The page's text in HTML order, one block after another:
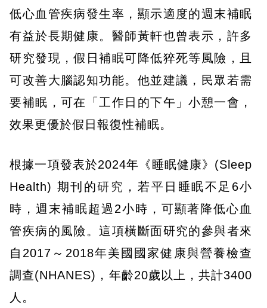
低心血管疾病發生率，顯示適度的週末補眠
有益於長期健康。醫師黃軒也曾表示，許多
研究發現，假日補眠可降低猝死等風險，且
可改善大腦認知功能。他並建議，民眾若需
要補眠，可在「工作日的下午」小憩一會，
效果更優於假日報復性補眠。
根據一項發表於2024年《睡眠健康》(Sleep
Health) 期刊的研究 ，若平日睡眠不足6小
時，週末補眠超過2小時，可顯著降低心血
管疾病的風險。這項橫斷面研究的參與者來
自2017～2018年美國國家健康與營養檢查
調查(NHANES)，年齡20歲以上，共計3400
人。